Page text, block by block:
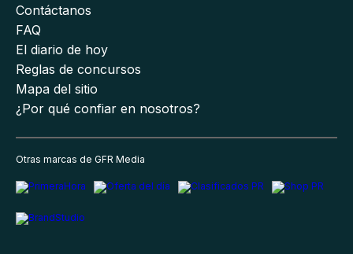
Contáctanos
FAQ
El diario de hoy
Reglas de concursos
Mapa del sitio
¿Por qué confiar en nosotros?
Otras marcas de GFR Media